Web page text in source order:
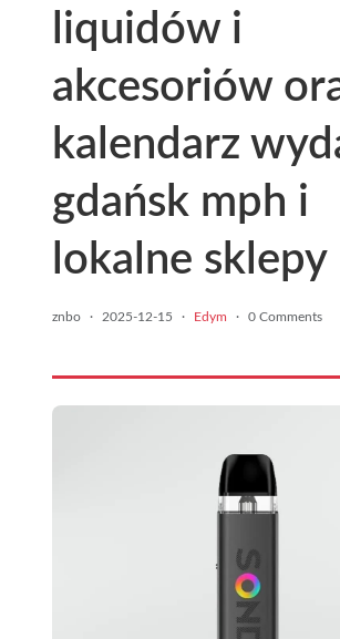
liquidów i
akcesoriów
kalendarz
gdańsk mph i
lokalne sklepy
znbo · 2025-12-15 · Edym · 0 Comments